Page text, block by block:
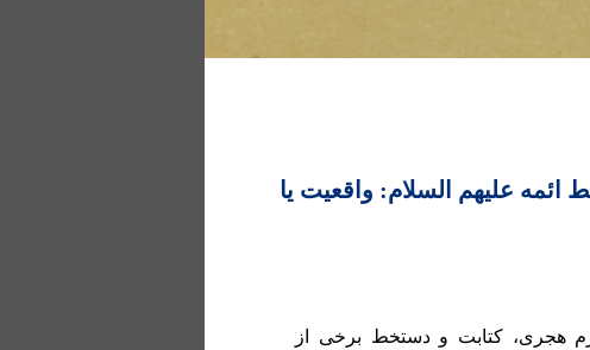
علیهم السلام: واقعیت یا
هجری، کتابت و دستخط برخی از